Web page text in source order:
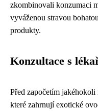
zkombinovali konzumaci
vyváženou stravou
produkty.
Konzultace s
Před započetím
které zahrnují exotické